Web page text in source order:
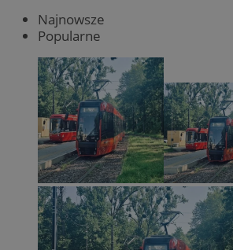
Najnowsze
Popularne